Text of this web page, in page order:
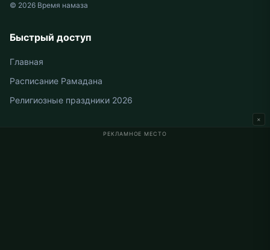
РЕКЛАМНОЕ МЕСТО
×
© 2026 Время намаза
Быстрый доступ
Главная
Расписание Рамадана
Религиозные праздники 2026
Время намаза в Германии